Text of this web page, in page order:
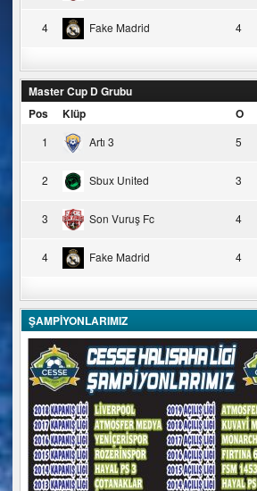
4 Fake Madrid 4
Master Cup D Grubu
Pos
Klüp O
1 Artı 3 5
2 Sbux United 3
3 Son Vuruş Fc 4
4 Fake Madrid 4
ŞAMPİYONLARIMIZ